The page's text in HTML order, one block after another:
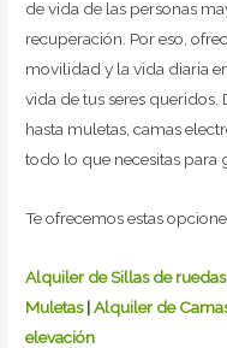
de vida de las personas
recuperación. Por eso,
movilidad y la vida diaria
vida de tus seres queridos.
hasta muletas, camas
todo lo que necesitas para
Te ofrecemos estas
Alquiler de Sillas de ruedas
Muletas|Alquiler de
elevación